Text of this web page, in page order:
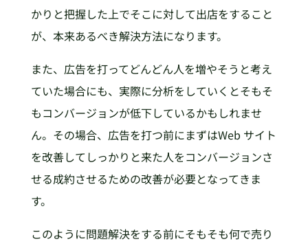
かりと把握した上でそこに対して出店をすること
が、本来あるべき解決方法になります。
また、広告を打ってどんどん人を増やそうと考え
ていた場合にも、実際に分析をしていくとそもそ
もコンバージョンが低下しているかもしれませ
ん。その場合、広告を打つ前にまずはWeb サイト
を改善してしっかりと来た人をコンバージョンさ
せる成約させるための改善が必要となってきま
す。
このように問題解決をする前にそもそも何で売り